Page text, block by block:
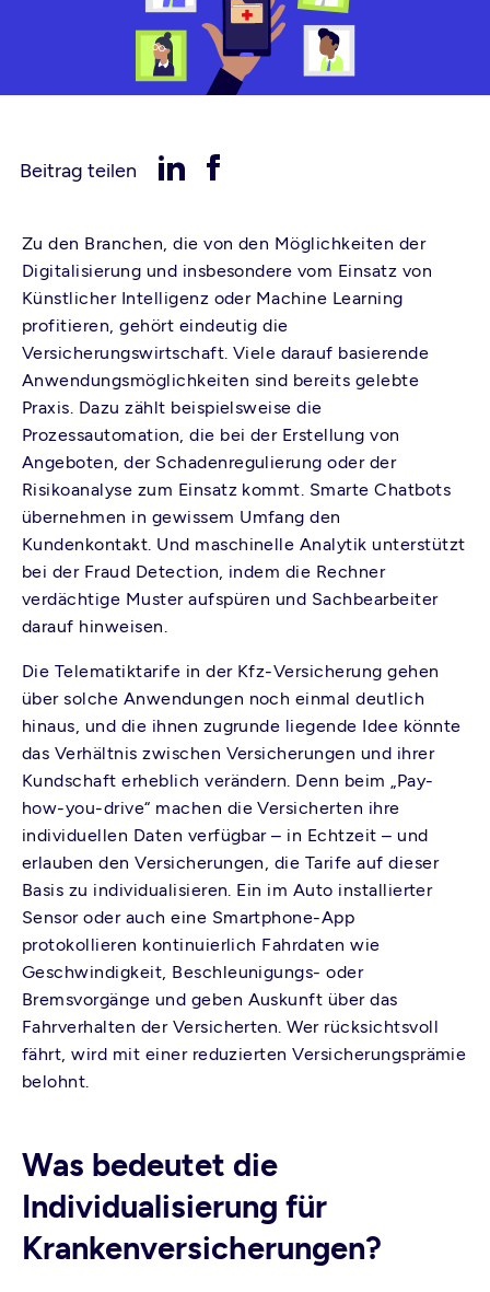
Beitrag teilen
Zu den Branchen, die von den Möglichkeiten der
Digitalisierung und insbesondere vom Einsatz von
Künstlicher Intelligenz oder Machine Learning
profitieren, gehört eindeutig die
Versicherungswirtschaft. Viele darauf basierende
Anwendungsmöglichkeiten sind bereits gelebte
Praxis. Dazu zählt beispielsweise die
Prozessautomation, die bei der Erstellung von
Angeboten, der Schadenregulierung oder der
Risikoanalyse zum Einsatz kommt. Smarte Chatbots
übernehmen in gewissem Umfang den
Kundenkontakt. Und maschinelle Analytik unterstützt
bei der Fraud Detection, indem die Rechner
verdächtige Muster aufspüren und Sachbearbeiter
darauf hinweisen.
Die Telematiktarife in der Kfz-Versicherung gehen
über solche Anwendungen noch einmal deutlich
hinaus, und die ihnen zugrunde liegende Idee könnte
das Verhältnis zwischen Versicherungen und ihrer
Kundschaft erheblich verändern. Denn beim „Pay-
how-you-drive“ machen die Versicherten ihre
individuellen Daten verfügbar – in Echtzeit – und
erlauben den Versicherungen, die Tarife auf dieser
Basis zu individualisieren. Ein im Auto installierter
Sensor oder auch eine Smartphone-App
protokollieren kontinuierlich Fahrdaten wie
Geschwindigkeit, Beschleunigungs- oder
Bremsvorgänge und geben Auskunft über das
Fahrverhalten der Versicherten. Wer rücksichtsvoll
fährt, wird mit einer reduzierten Versicherungsprämie
belohnt.
Was bedeutet die
Individualisierung für
Krankenversicherungen?